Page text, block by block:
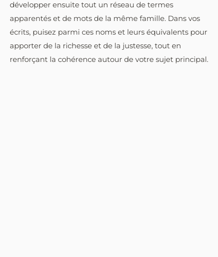
développer ensuite tout un réseau de termes
apparentés et de mots de la même famille. Dans vos
écrits, puisez parmi ces noms et leurs équivalents pour
apporter de la richesse et de la justesse, tout en
renforçant la cohérence autour de votre sujet principal.